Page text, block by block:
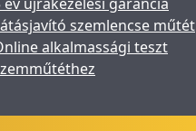
szemlencse műtét
alkalmassági teszt